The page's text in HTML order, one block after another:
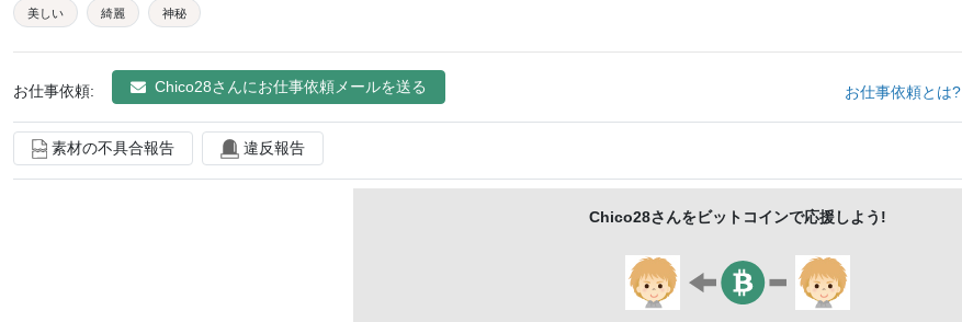
美しい 綺麗 神秘
お仕事依頼: Chico28さんにお仕事依頼メールを送る お仕事依頼とは?
素材の不具合報告 違反報告
Chico28さんをビットコインで応援しよう!